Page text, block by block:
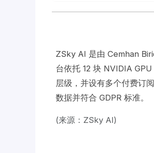
ZSky AI 是由 Cemhan
台依托 12 块 NVIDIA
层级，并设有多个付费订
数据并符合 GDPR 标准。
(来源：ZSky AI)